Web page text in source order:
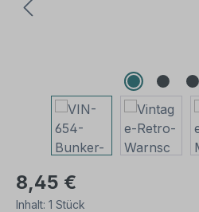
8,45 €
Inhalt: 1 Stück